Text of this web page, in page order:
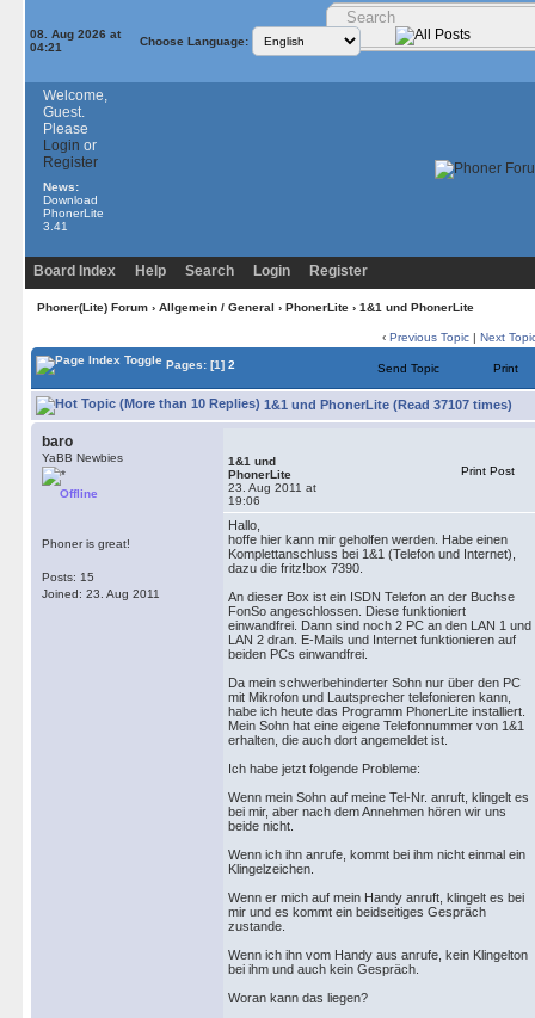
08. Aug 2026 at
04:21
Choose Language:
Welcome,
Guest.
Please
Login or
Register
News:
Download
PhonerLite
3.41
Board Index Help Search Login Register
Phoner(Lite) Forum› Allgemein / General › PhonerLite› 1&1 und PhonerLite
‹ Previous Topic | Next
Pages: [1] 2 Send Topic Print
1&1 und PhonerLite (Read 37107 times)
baro
YaBB Newbies
Offline
Phoner is great!
Posts: 15
Joined: 23. Aug 2011
1&1 und
PhonerLite
23. Aug 2011 at
19:06
Print Post
Hallo,
hoffe hier kann mir geholfen werden. Habe einen
Komplettanschluss bei 1&1 (Telefon und Internet),
dazu die fritz!box 7390.
An dieser Box ist ein ISDN Telefon an der Buchse
FonSo angeschlossen. Diese funktioniert
einwandfrei. Dann sind noch 2 PC an den LAN 1 und
LAN 2 dran. E-Mails und Internet funktionieren auf
beiden PCs einwandfrei.
Da mein schwerbehinderter Sohn nur über den PC
mit Mikrofon und Lautsprecher telefonieren kann,
habe ich heute das Programm PhonerLite installiert.
Mein Sohn hat eine eigene Telefonnummer von 1&1
erhalten, die auch dort angemeldet ist.
Ich habe jetzt folgende Probleme:
Wenn mein Sohn auf meine Tel-Nr. anruft, klingelt es
bei mir, aber nach dem Annehmen hören wir uns
beide nicht.
Wenn ich ihn anrufe, kommt bei ihm nicht einmal ein
Klingelzeichen.
Wenn er mich auf mein Handy anruft, klingelt es bei
mir und es kommt ein beidseitiges Gespräch
zustande.
Wenn ich ihn vom Handy aus anrufe, kein Klingelton
bei ihm und auch kein Gespräch.
Woran kann das liegen?